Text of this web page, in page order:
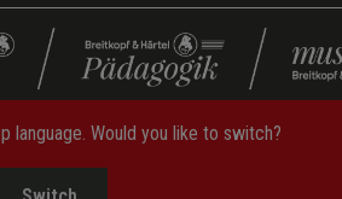
ム — プライバシーポリシー
language. Would you like to switch?